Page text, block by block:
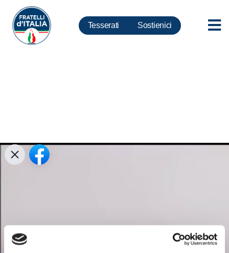
Tesserati Sostienici